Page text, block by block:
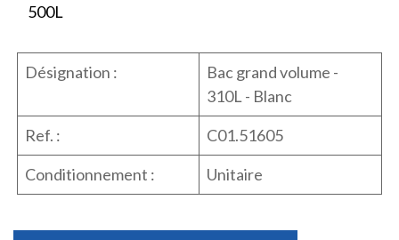
500L
Désignation :
Bac grand volume -
310L - Blanc
Ref. :
C01.51605
Conditionnement :
Unitaire